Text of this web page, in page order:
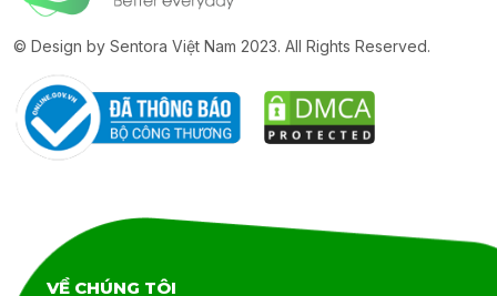
© Design by Sentora Việt Nam 2023. All Rights Reserved.
VỀ CHÚNG TÔI